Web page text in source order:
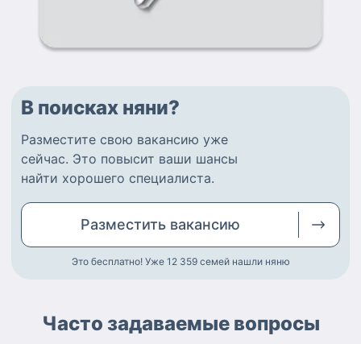
В поисках няни?
Разместите свою вакансию уже
сейчас. Это повысит ваши шансы
найти хорошего специалиста.
Разместить вакансию
Это бесплатно! Уже 12 359 семей нашли няню
Часто задаваемые вопросы